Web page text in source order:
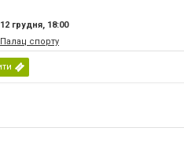
12 грудня, 18:00
Палац спорту